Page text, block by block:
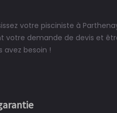
votre pisciniste à
votre demande de devis et
avez besoin !
enfin réalité, une
moi.